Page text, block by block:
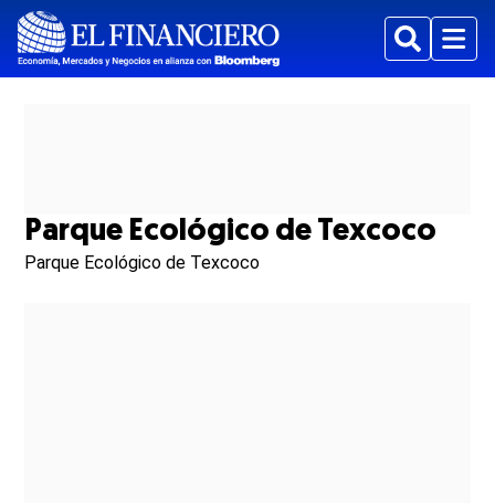
BuscarMenu
Parque Ecológico de Texcoco
Parque Ecológico de Texcoco